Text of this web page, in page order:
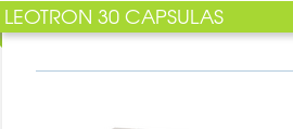
LEOTRON 30 CAPSULAS